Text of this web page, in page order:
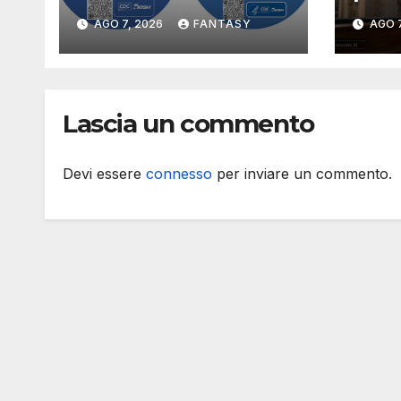
i rischi dell’additive
manufacturing
secondo NIOSH
AGO 7, 2026 FANTASY AGO
Lascia un commento
Devi essere connesso per inviare un commento.